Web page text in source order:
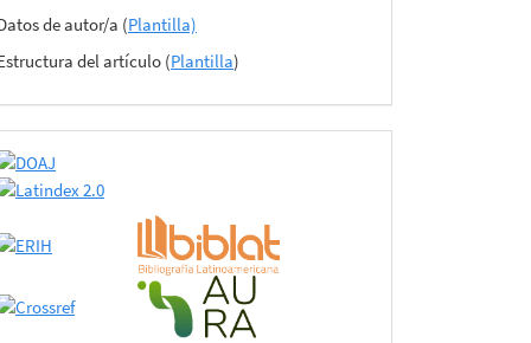
de autor/a (Plantilla)
del artículo (Plantilla)